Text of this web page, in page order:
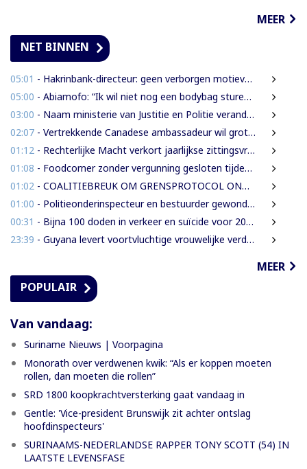
MEER
NET BINNEN
05:01 - Hakrinbank-directeur: geen verborgen motieven bij verkoop DSB-belang
05:00 - Abiamofo: “Ik wil niet nog een bodybag sturen naar dat gebied”
03:00 - Naam ministerie van Justitie en Politie verandert naar Justitie en Veiligheid
02:07 - Vertrekkende Canadese ambassadeur wil grotere rol voor Canada in Suriname
01:12 - Rechterlijke Macht verkort jaarlijkse zittingsvrije periode naar één maand
01:08 - Foodcorner zonder vergunning gesloten tijdens derde dag integrale controles
01:02 - COALITIEBREUK OM GRENSPROTOCOL ONWAARSCHIJNLIJK
01:00 - Politieonderinspecteur en bestuurder gewond nadat auto over de kop slaat
00:31 - Bijna 100 doden in verkeer en suïcide voor 2026 is veel te veel’, zegt Lau
23:39 - Guyana levert voortvluchtige vrouwelijke verdachte in mensenhandel uit aan Suriname
MEER
POPULAIR
Van vandaag:
Suriname Nieuws | Voorpagina
Monorath over verdwenen kwik: “Als er koppen moeten
rollen, dan moeten die rollen”
SRD 1800 koopkrachtversterking gaat vandaag in
Gentle: 'Vice-president Brunswijk zit achter ontslag
hoofdinspecteurs'
SURINAAMS-NEDERLANDSE RAPPER TONY SCOTT (54) IN
LAATSTE LEVENSFASE